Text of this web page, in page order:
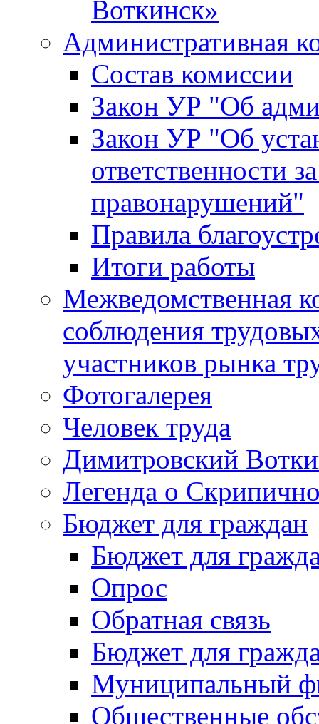
Воткинск»
Административная
Состав комиссии
Закон УР "Об
Закон УР "Об
ответственности
правонарушений"
Правила
Итоги работы
Межведомственная
соблюдения
участников рынка
Фотогалерея
Человек труда
Димитровский
Легенда о
Бюджет для граждан
Бюджет для
Опрос
Обратная связь
Бюджет для
Муниципальный
Общественные